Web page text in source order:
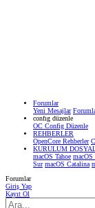
Forumlar
Yeni Mesajlar
confıg düzenle
OC Config Düzenle
REHBERLER
OpenCore Rehberler
KURULUM
macOS Tahoe macOS
Sur macOS Catalina
Forumlar
Giriş Yap
Kayıt Ol